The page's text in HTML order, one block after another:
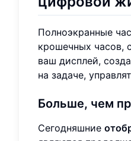
Полноэкранные
крошечных часов,
ваш дисплей,
на задаче,
Больше, чем
Сегодняшние